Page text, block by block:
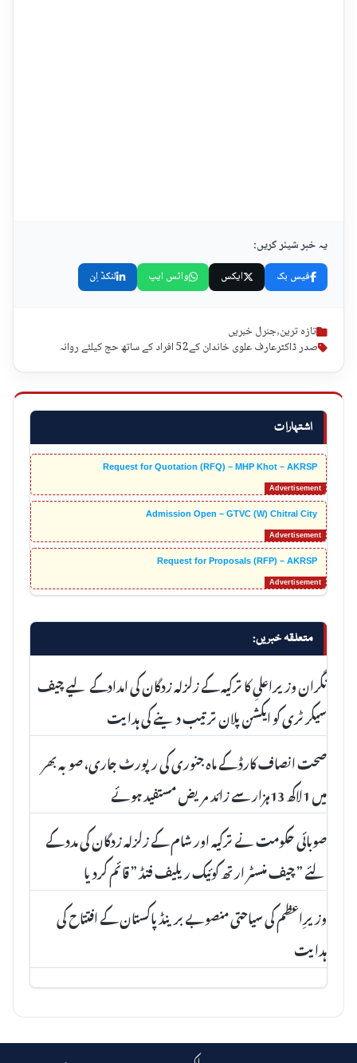
اشتہارات
Request for Quotation (RFQ) – MHP Khot – AKRSP
Admission Open – GTVC (W) Chitral City
Request for Proposals (RFP) – AKRSP
متعلقہ خبریں:
نگران وزیراعلیِ کا ترکیہ کے زلزلہ زدگان کی امدادکے لیے چیف
سیکرٹری کو ایکشن پلان ترتیب دینے کی ہدایت
صحت انصاف کارڈ کے ماہ جنوری کی رپورٹ جاری، صوبہ بھر
میں 1لاکھ 13ہزار سے زائد مریض مستفید ہوئے
صوبائی حکومت نے ترکیہ اور شام کے زلزلہ زدگان کی مدد کے
لئے ” چیف منسٹر ارتھ کوئیک ریلیف فنڈ ” قائم کردیا
وزیرِاعظم کی سیاحتی منصوبے برینڈ پاکستان کے افتتاح کی
ہدایت
یہ خبر شیئر کریں:
فیس بک ایکس واٹس ایپ لنکڈ اِن
تازہ ترین,جنرل خبریں
صدر ڈاکٹرعارف علوی خاندان کے52 افراد کے ساتھ حج کیلئے روانہ